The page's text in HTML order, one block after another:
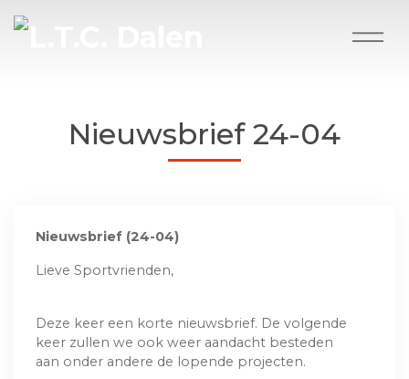
Nieuwsbrief 24-04
Nieuwsbrief (24-04)
Lieve Sportvrienden,
Deze keer een korte nieuwsbrief. De volgende
keer zullen we ook weer aandacht besteden
aan onder andere de lopende projecten.